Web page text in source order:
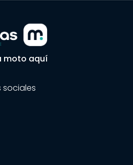
moto aquí
sociales